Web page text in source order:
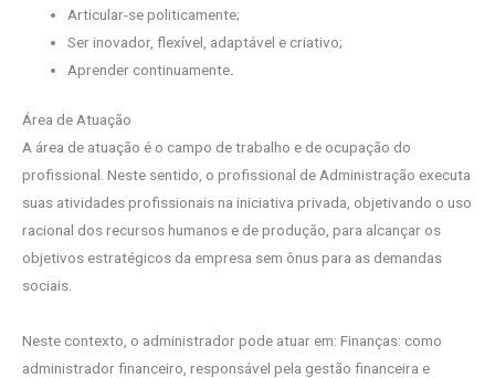
Articular-se politicamente;
Ser inovador, flexível, adaptável e criativo;
Aprender continuamente.
Área de Atuação
A área de atuação é o campo de trabalho e de ocupação do
profissional. Neste sentido, o profissional de Administração executa
suas atividades profissionais na iniciativa privada, objetivando o uso
racional dos recursos humanos e de produção, para alcançar os
objetivos estratégicos da empresa sem ônus para as demandas
sociais.
Neste contexto, o administrador pode atuar em: Finanças: como
administrador financeiro, responsável pela gestão financeira e